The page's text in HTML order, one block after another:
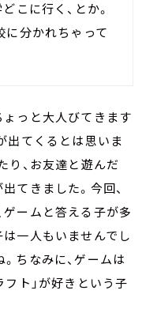
こに行く、とか。
に分かれちゃって
っと大人びてきます
出てくるとは思いま
り、お友達と遊んだ
てきました。今回、
ゲームと答える子が多
一人もいませんでし
ちなみに、ゲームは
フト」が好きという子